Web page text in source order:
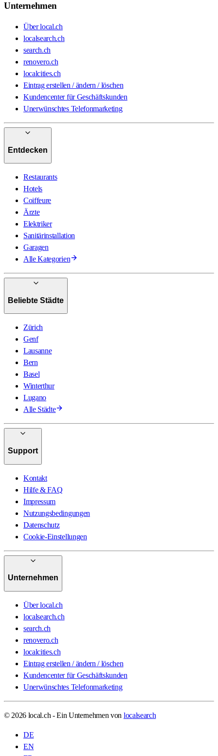
Unternehmen
Über local.ch
localsearch.ch
search.ch
renovero.ch
localcities.ch
Eintrag erstellen / ändern / löschen
Kundencenter für Geschäftskunden
Unerwünschtes Telefonmarketing
Entdecken
Restaurants
Hotels
Coiffeure
Ärzte
Elektriker
Sanitärinstallation
Garagen
Alle Kategorien
Beliebte Städte
Zürich
Genf
Lausanne
Bern
Basel
Winterthur
Lugano
Alle Städte
Support
Kontakt
Hilfe & FAQ
Impressum
Nutzungsbedingungen
Datenschutz
Cookie-Einstellungen
Unternehmen
Über local.ch
localsearch.ch
search.ch
renovero.ch
localcities.ch
Eintrag erstellen / ändern / löschen
Kundencenter für Geschäftskunden
Unerwünschtes Telefonmarketing
© 2026 local.ch - Ein Unternehmen von localsearch
DE
EN